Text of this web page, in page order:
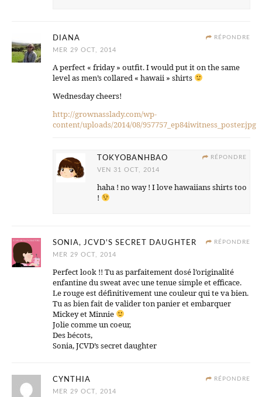
RÉPONDRE
DIANA
MER 29 OCT, 2014
A perfect « friday » outfit. I would put it on the same
level as men’s collared « hawaii » shirts
Wednesday cheers!
http://grownasslady.com/wp-
content/uploads/2014/08/957757_ep84iwitness_poster.jpg
RÉPONDRE
TOKYOBANHBAO
VEN 31 OCT, 2014
haha ! no way ! I love hawaiians shirts too
!
RÉPONDRE
SONIA, JCVD'S SECRET DAUGHTER
MER 29 OCT, 2014
Perfect look !! Tu as parfaitement dosé l’originalité
enfantine du sweat avec une tenue simple et efficace.
Le rouge est définitivement une couleur qui te va bien.
Tu as bien fait de valider ton panier et embarquer
Mickey et Minnie
Jolie comme un coeur,
Des bécots,
Sonia, JCVD’s secret daughter
RÉPONDRE
CYNTHIA
MER 29 OCT, 2014